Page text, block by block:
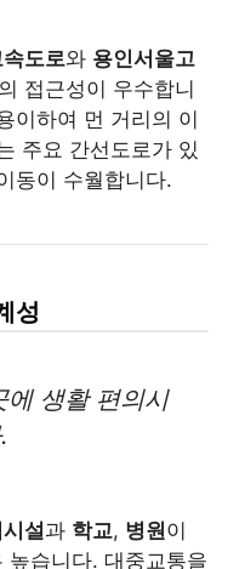
도로와 용인서울고
접근성이 우수합니
이하여 먼 거리의 이
주요 간선도로가 있
동이 수월합니다.
성
에 생활 편의시
설과 학교, 병원이
높습니다. 대중교통을